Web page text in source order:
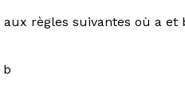
règles suivantes où a et
b